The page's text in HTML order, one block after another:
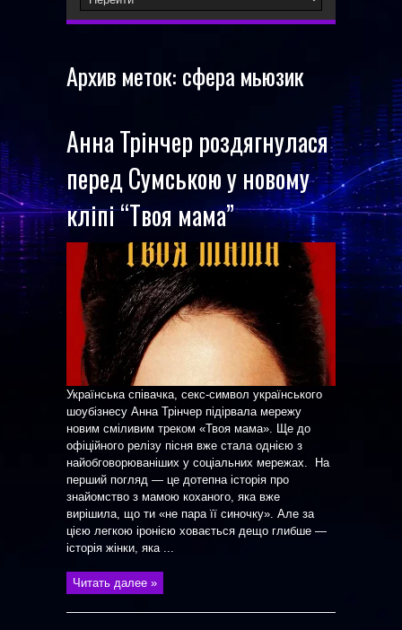
Архив меток: сфера мьюзик
Анна Трінчер роздягнулася
перед Сумською у новому
кліпі “Твоя мама”
Українська співачка, секс-символ українського
шоубізнесу Анна Трінчер підірвала мережу
новим сміливим треком «Твоя мама». Ще до
офіційного релізу пісня вже стала однією з
найобговорюваніших у соціальних мережах. На
перший погляд — це дотепна історія про
знайомство з мамою коханого, яка вже
вирішила, що ти «не пара її синочку». Але за
цією легкою іронією ховається дещо глибше —
історія жінки, яка ...
Читать далее »